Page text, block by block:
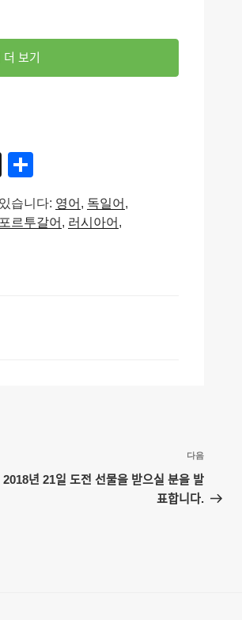
더 보기
S
a
ar
습니다: 영어
독일어
포르투갈어
러시아어
다
음
글
다음
2018년 21일 도전 선물을 받으실 분을 발
표합니다.